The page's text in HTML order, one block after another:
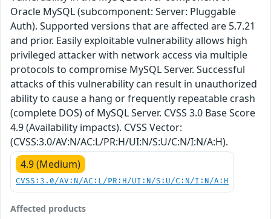
Oracle MySQL (subcomponent: Server: Pluggable
Auth). Supported versions that are affected are 5.7.21
and prior. Easily exploitable vulnerability allows high
privileged attacker with network access via multiple
protocols to compromise MySQL Server. Successful
attacks of this vulnerability can result in unauthorized
ability to cause a hang or frequently repeatable crash
(complete DOS) of MySQL Server. CVSS 3.0 Base Score
4.9 (Availability impacts). CVSS Vector:
(CVSS:3.0/AV:N/AC:L/PR:H/UI:N/S:U/C:N/I:N/A:H).
4.9 (Medium)
CVSS:3.0/AV:N/AC:L/PR:H/UI:N/S:U/C:N/I:N/A:H
Affected products